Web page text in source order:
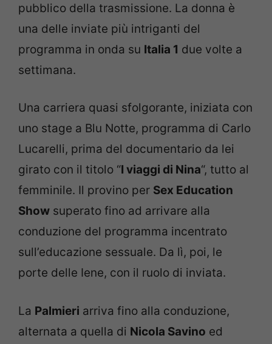
pubblico della trasmissione. La donna è
una delle inviate più intriganti del
programma in onda su Italia 1 due volte a
settimana.
Una carriera quasi sfolgorante, iniziata con
uno stage a Blu Notte, programma di Carlo
Lucarelli, prima del documentario da lei
girato con il titolo “I viaggi di Nina“, tutto al
femminile. Il provino per Sex Education
Show superato fino ad arrivare alla
conduzione del programma incentrato
sull’educazione sessuale. Da lì, poi, le
porte delle Iene, con il ruolo di inviata.
La Palmieri arriva fino alla conduzione,
alternata a quella di Nicola Savino ed